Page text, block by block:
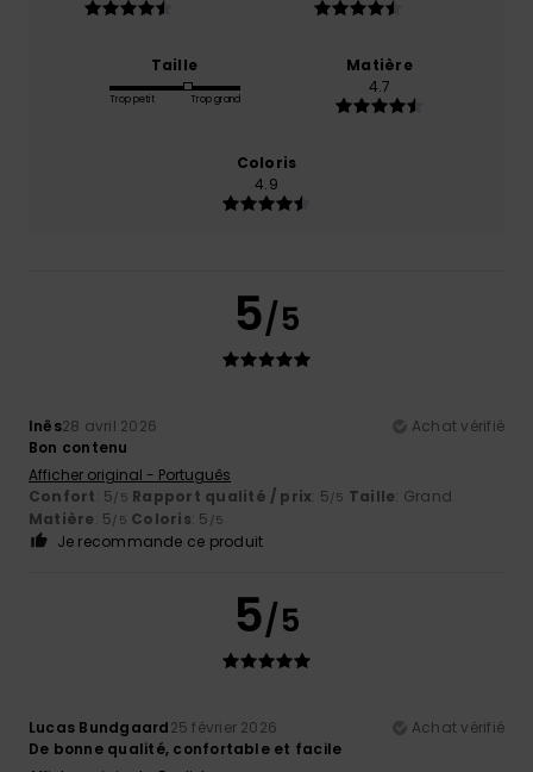
Taille
Trop petit Trop grand
Matière
4.7
Coloris
4.9
5/5
Inês28 avril 2026
Achat vérifié
Bon contenu
Afficher original - Português
Confort: 5/5 Rapport qualité / prix: 5/5 Taille: Grand
Matière: 5/5 Coloris: 5 /5
Je recommande ce produit
5/5
Lucas Bundgaard25 février 2026
Achat vérifié
De bonne qualité, confortable et facile